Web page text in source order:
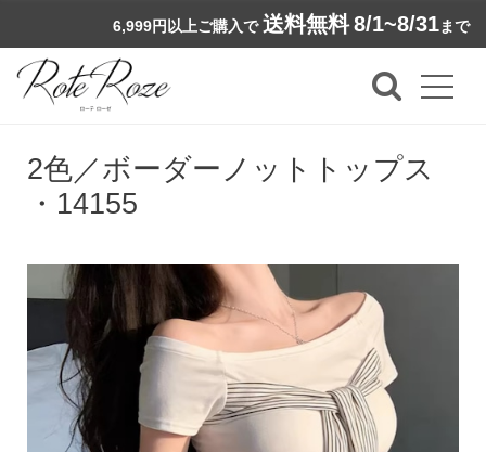
6,999円以上ご購入で 送料無料8/1~8/31まで
2色／ボーダーノットトップス
・14155